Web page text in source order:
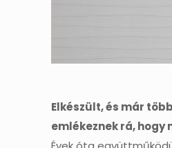
Elkészült, és már
emlékeznek rá,